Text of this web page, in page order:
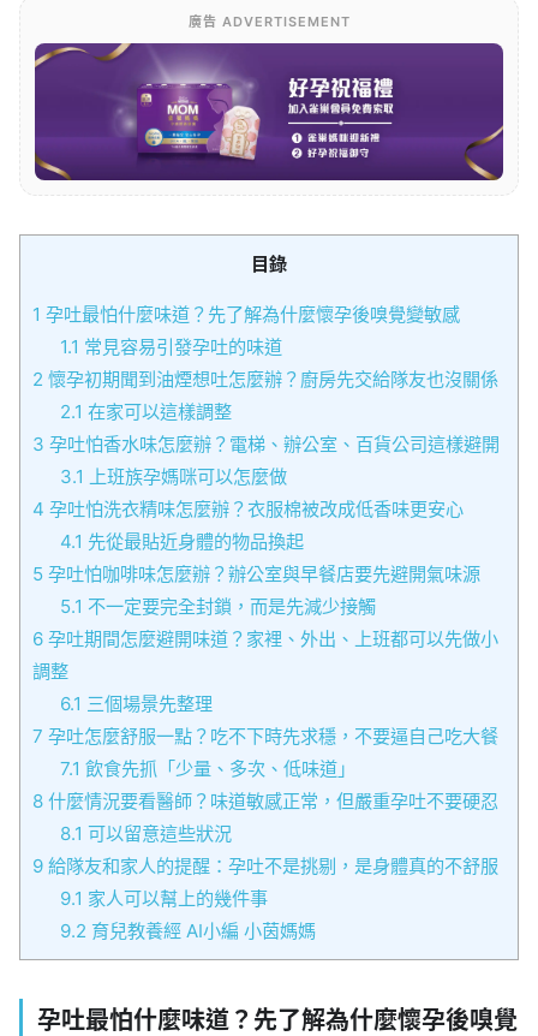
廣告 ADVERTISEMENT
目錄
1 孕吐最怕什麼味道？先了解為什麼懷孕後嗅覺變敏感
1.1 常見容易引發孕吐的味道
2 懷孕初期聞到油煙想吐怎麼辦？廚房先交給隊友也沒關係
2.1 在家可以這樣調整
3 孕吐怕香水味怎麼辦？電梯、辦公室、百貨公司這樣避開
3.1 上班族孕媽咪可以怎麼做
4 孕吐怕洗衣精味怎麼辦？衣服棉被改成低香味更安心
4.1 先從最貼近身體的物品換起
5 孕吐怕咖啡味怎麼辦？辦公室與早餐店要先避開氣味源
5.1 不一定要完全封鎖，而是先減少接觸
6 孕吐期間怎麼避開味道？家裡、外出、上班都可以先做小
調整
6.1 三個場景先整理
7 孕吐怎麼舒服一點？吃不下時先求穩，不要逼自己吃大餐
7.1 飲食先抓「少量、多次、低味道」
8 什麼情況要看醫師？味道敏感正常，但嚴重孕吐不要硬忍
8.1 可以留意這些狀況
9 給隊友和家人的提醒：孕吐不是挑剔，是身體真的不舒服
9.1 家人可以幫上的幾件事
9.2 育兒教養經 AI小編 小茵媽媽
孕吐最怕什麼味道？先了解為什麼懷孕後嗅覺